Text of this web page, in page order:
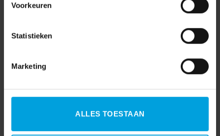
Voorkeuren
Statistieken
Marketing
ALLES TOESTAAN
Bron:Over Salaris.nl
vanwege Wet DBA – werk
vereenvoudigingen